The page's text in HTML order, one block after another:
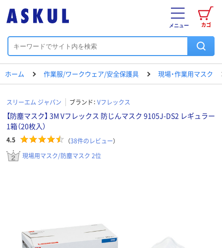
カゴ
メニュー
ホーム 作業服/ワークウェア/安全保護具 現場・作業用マスク
スリーエム ジャパン ブランド： Vフレックス
【防塵マスク】 3M Vフレックス 防じんマスク 9105J-DS2 レギュラー
1箱（20枚入）
4.5 （38件のレビュー）
現場用マスク/防塵マスク 2位